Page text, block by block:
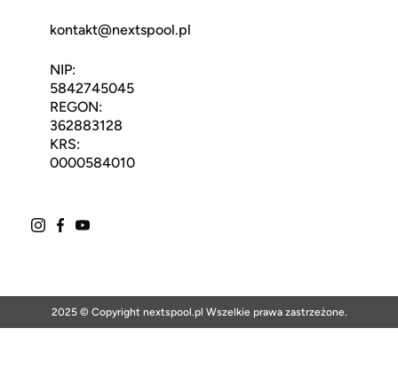
kontakt@nextspool.pl
NIP:
5842745045
REGON:
362883128
KRS:
0000584010